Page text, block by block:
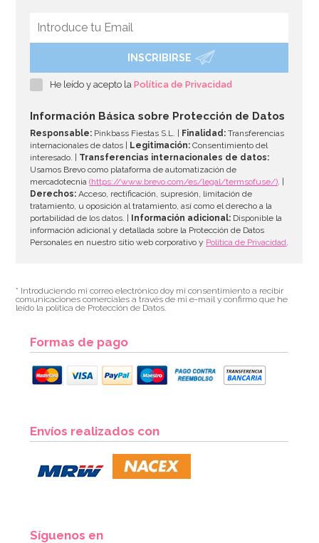
Piñata Caballo Marrón 42 cm
AÑADIR
2,60€ 2,60€
INSCRIBIRSE
He leído y acepto laPolítica de Privacidad
Información Básica sobre Protección de Datos
Responsable: Pinkbass Fiestas S.L. | Finalidad: Transferencias
internacionales de datos |
Legitimación: Consentimiento del
interesado. | Transferencias internacionales de datos:
Usamos Brevo como plataforma de automatización de
mercadotecnia(https://www.brevo.com/es/legal/termsofuse/). |
Derechos: Acceso, rectificación, supresión, limitación de
tratamiento, u oposición al tratamiento, así como el derecho a la
portabilidad de los datos. |
Información adicional: Disponible la
información adicional y detallada sobre la Protección de Datos
Personales en nuestro sitio web corporativo y Política de Privacidad.
* Introduciendo mi correo electrónico doy mi consentimiento a recibir
comunicaciones comerciales a través de mi e-mail y confirmo que he
leído la política de Protección de Datos.
Formas de pago
Envíos realizados con
Síguenos en